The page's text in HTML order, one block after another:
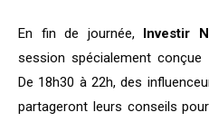
En fin de journée, Investir
session spécialement
De 18h30 à 22h, des
partageront leurs conseils